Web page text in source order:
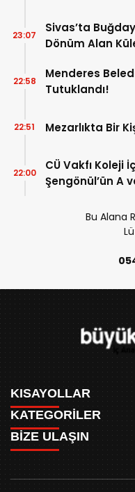
Sivas’ta
Dönüm Alan
23:07
Menderes
Tutuklandı!
22:58
Mezarlıkta Bir
22:51
CÜ Vakfı Koleji
Şengönül’ün A
22:00
Bu Alana
KISAYOLLAR
ANASAYFA
AKSU CANLI
MEYDAN CANLI
MEDRESELER CANLI
MERAKÜM CANLI
KATEGORİLER
WHATSAPP
SPOR
SİYASET
BİZE ULAŞIN
0346 221 00 60